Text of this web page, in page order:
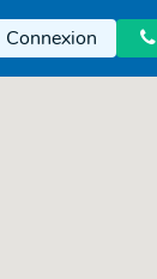
Connexion 